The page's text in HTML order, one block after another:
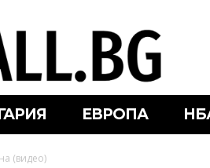
ЕВРОПА
(видео)